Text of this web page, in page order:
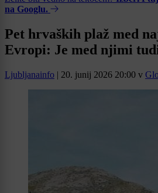
na Googlu.
Pet hrvaških plaž med
Evropi: Je med njimi
Ljubljanainfo | 20. junij 2026 20:00 v